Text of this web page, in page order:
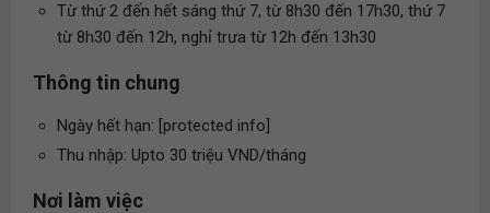
Từ thứ 2 đến hết sáng thứ 7, từ 8h30 đến 17h30, thứ 7
từ 8h30 đến 12h, nghỉ trưa từ 12h đến 13h30
Thông tin chung
Ngày hết hạn: [protected info]
Thu nhập: Upto 30 triệu VND/tháng
Nơi làm việc